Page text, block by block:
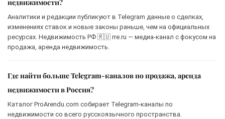
недвижимости?
Аналитики и редакции публикуют в Telegram данные о сделках,
изменениях ставок и новые законы раньше, чем на официальных
ресурсах. Недвижимость РФ 🇷🇺 rre.ru — медиа-канал с фокусом на
продажа, аренда недвижимость.
Где найти больше Telegram-каналов по продажа, аренда
недвижимости в Россия?
Каталог ProArendu.com собирает Telegram-каналы по
недвижимости со всего русскоязычного пространства.